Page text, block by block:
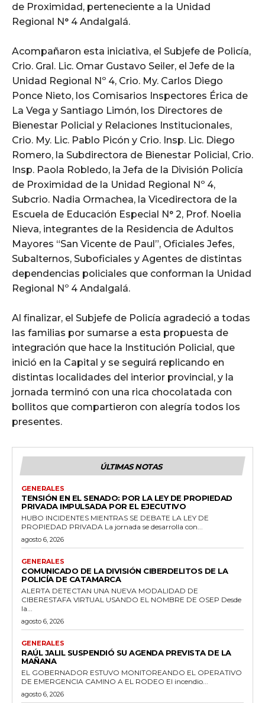
de Proximidad, perteneciente a la Unidad
Regional N° 4 Andalgalá.
Acompañaron esta iniciativa, el Subjefe de Policía,
Crio. Gral. Lic. Omar Gustavo Seiler, el Jefe de la
Unidad Regional Nº 4, Crio. My. Carlos Diego
Ponce Nieto, los Comisarios Inspectores Érica de
La Vega y Santiago Limón, los Directores de
Bienestar Policial y Relaciones Institucionales,
Crio. My. Lic. Pablo Picón y Crio. Insp. Lic. Diego
Romero, la Subdirectora de Bienestar Policial, Crio.
Insp. Paola Robledo, la Jefa de la División Policía
de Proximidad de la Unidad Regional Nº 4,
Subcrio. Nadia Ormachea, la Vicedirectora de la
Escuela de Educación Especial N° 2, Prof. Noelia
Nieva, integrantes de la Residencia de Adultos
Mayores “San Vicente de Paul”, Oficiales Jefes,
Subalternos, Suboficiales y Agentes de distintas
dependencias policiales que conforman la Unidad
Regional Nº 4 Andalgalá.
Al finalizar, el Subjefe de Policía agradeció a todas
las familias por sumarse a esta propuesta de
integración que hace la Institución Policial, que
inició en la Capital y se seguirá replicando en
distintas localidades del interior provincial, y la
jornada terminó con una rica chocolatada con
bollitos que compartieron con alegría todos los
presentes.
ÚLTIMAS NOTAS
GENERALES
TENSIÓN EN EL SENADO: POR LA LEY DE PROPIEDAD
PRIVADA IMPULSADA POR EL EJECUTIVO
HUBO INCIDENTES MIENTRAS SE DEBATE LA LEY DE
PROPIEDAD PRIVADA La jornada se desarrolla con...
agosto 6, 2026
GENERALES
COMUNICADO DE LA DIVISIÓN CIBERDELITOS DE LA
POLICÍA DE CATAMARCA
ALERTA DETECTAN UNA NUEVA MODALIDAD DE
CIBERESTAFA VIRTUAL USANDO EL NOMBRE DE OSEP Desde
la...
agosto 6, 2026
GENERALES
RAÚL JALIL SUSPENDIÓ SU AGENDA PREVISTA DE LA
MAÑANA
EL GOBERNADOR ESTUVO MONITOREANDO EL OPERATIVO
DE EMERGENCIA CAMINO A EL RODEO El incendio...
agosto 6, 2026